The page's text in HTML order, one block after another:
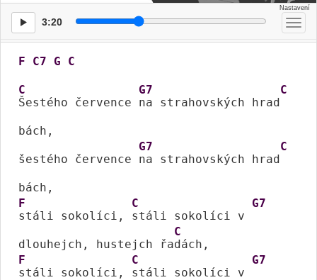
3:20
F C7 G C
C
Šestého července
G7
na strahovských hrad
C
bách,
šestého července
G7
na strahovských hrad
C
F
stáli sokolíci,
C
stáli sokolíci v
G7
dlouhejch, hustejch řa
C
F
stáli sokolíci,
C
stáli sokolíci v
G7